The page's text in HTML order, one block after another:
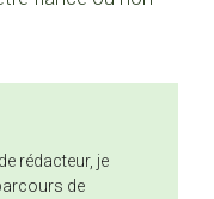
rédacteur, je
de